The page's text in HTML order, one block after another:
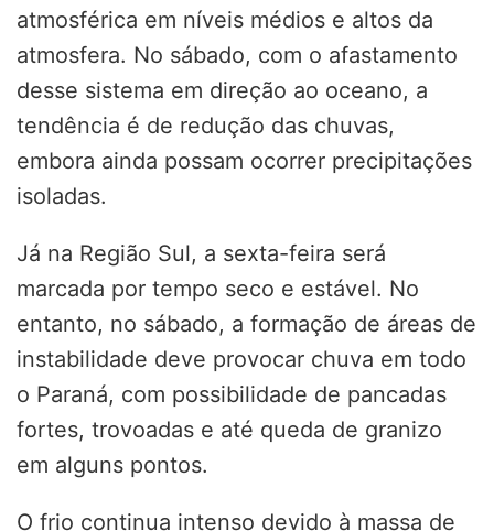
atmosférica em níveis médios e altos da
atmosfera. No sábado, com o afastamento
desse sistema em direção ao oceano, a
tendência é de redução das chuvas,
embora ainda possam ocorrer precipitações
isoladas.
Já na Região Sul, a sexta-feira será
marcada por tempo seco e estável. No
entanto, no sábado, a formação de áreas de
instabilidade deve provocar chuva em todo
o Paraná, com possibilidade de pancadas
fortes, trovoadas e até queda de granizo
em alguns pontos.
O frio continua intenso devido à massa de